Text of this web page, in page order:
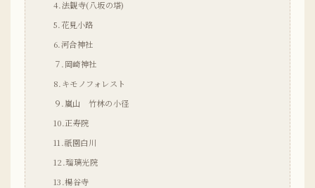
4.法観寺(八坂の塔)
5.花見小路
6.河合神社
７.岡崎神社
8.キモノフォレスト
９.嵐山 竹林の小径
10.正寿院
11.祇園白川
12.瑠璃光院
13.楊谷寺